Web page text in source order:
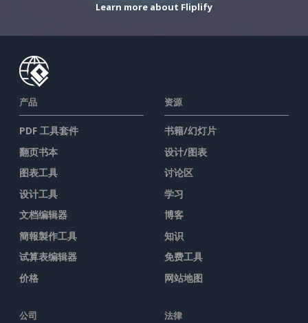
Learn more about Fliplify
产品
PDF 工具套件
翻页书本
图表工具
设计工具
文档编辑器
簡報製作工具
试算表编辑器
价格
资源
书籍/幻灯片
设计/图表
讨论区
学习
博客
知识
免费工具
网站地图
公司 法律